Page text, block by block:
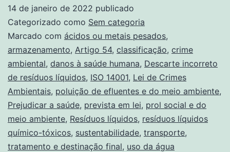
14 de janeiro de 2022 publicado
Categorizado como Sem categoria
Marcado com ácidos ou metais pesados,
armazenamento, Artigo 54, classificação, crime
ambiental, danos à saúde humana, Descarte incorreto
de resíduos líquidos, ISO 14001, Lei de Crimes
Ambientais, poluição de efluentes e do meio ambiente,
Prejudicar a saúde, prevista em lei, prol social e do
meio ambiente, Resíduos líquidos, resíduos líquidos
químico-tóxicos, sustentabilidade, transporte,
tratamento e destinação final, uso da água